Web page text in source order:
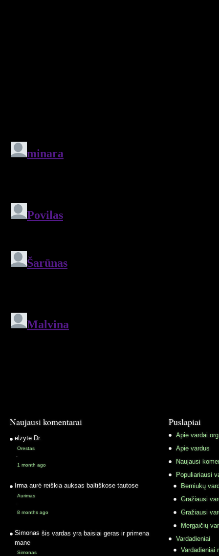
Naujausi komentarai
elzyte Dr.
Orestas
·
1 month ago
Irma aurė reiškia auksas baltiškose tautose
Aurimas
·
8 months ago
Simonas šis vardas yra baisiai geras ir primena
mane
Simonas
Puslapiai
Apie vardai.org
Apie vardus
Naujausi
Populiariausi
Berniukų
Gražiausi
Gražiausi
Mergaičių
Vardadieniai
Vardadieniai